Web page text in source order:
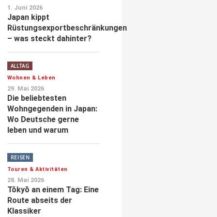
1. Juni 2026
Japan kippt
Rüstungsexportbeschränkungen
– was steckt dahinter?
ALLTAG
Wohnen & Leben
29. Mai 2026
Die beliebtesten
Wohngegenden in Japan:
Wo Deutsche gerne
leben und warum
REISEN
Touren & Aktivitäten
28. Mai 2026
Tōkyō an einem Tag: Eine
Route abseits der
Klassiker